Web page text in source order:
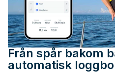
Från spår bakom
automatisk